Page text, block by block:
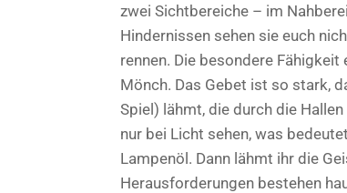
zwei Sichtbereiche – im
Hindernissen sehen sie euch
rennen. Die besondere
Mönch. Das Gebet ist so stark,
Spiel) lähmt, die durch die
nur bei Licht sehen, was
Lampenöl. Dann lähmt ihr die
Herausforderungen bestehen